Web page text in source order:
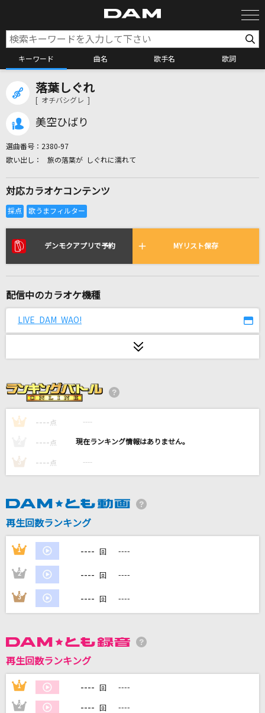
キーワード 曲名 歌手名 歌詞
リアルタイムで歌われている曲の一覧
るーららるーらーるららるーらー
[生音]ドライフラワー
バビロン
トーマ feat.初音ミク
Kanaria
KOTOKO
INNOCENT SORROW
abingdon boys school
ORION
中島美嘉
B'z
君という花
ASIAN KUNG-FU GENERATION
落葉しぐれ
[ オチバシグレ ]
美空ひばり
選曲番号： 2380-97
旅の落葉が しぐれに濡れて
対応カラオケコンテンツ
デンモクアプリで予約 MYリスト保存
配信中のカラオケ機種
LIVE DAM WAO!
1 ---- 点 ----
---- 点 ----
3 ---- 点 ----
再生回数ランキング
1 ---- 回 ----
2 ---- 回 ----
3 ---- 回 ----
再生回数ランキング
1 ---- 回 ----
2 ---- 回 ----